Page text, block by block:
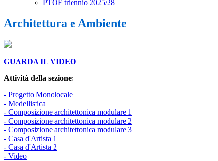
PTOF triennio 2025/28
Architettura e Ambiente
GUARDA IL VIDEO
Attività della sezione:
- Progetto Monolocale
- Modellistica
- Composizione architettonica modulare 1
- Composizione architettonica modulare 2
- Composizione architettonica modulare 3
- Casa d'Artista 1
- Casa d'Artista 2
- Video